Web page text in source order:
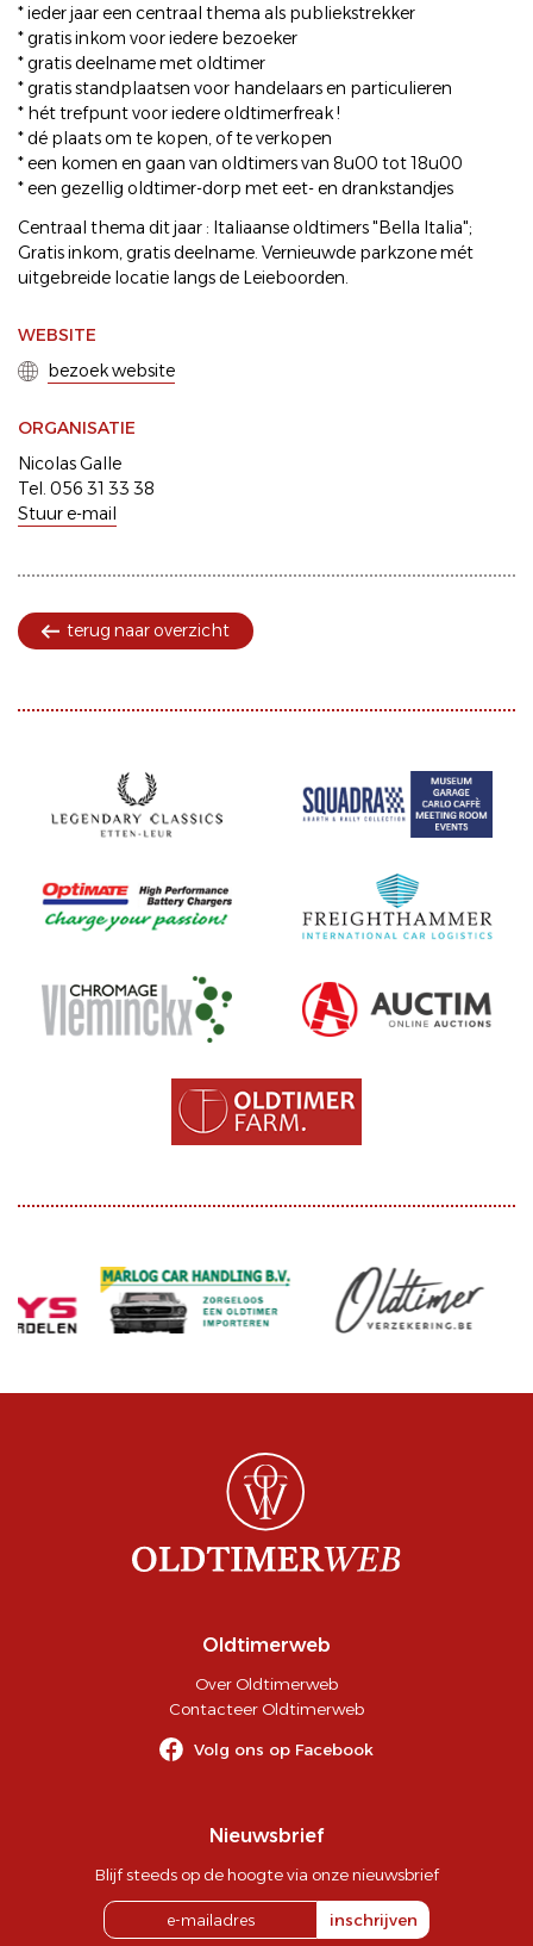
* ieder jaar een centraal thema als publiekstrekker
* gratis inkom voor iedere bezoeker
* gratis deelname met oldtimer
* gratis standplaatsen voor handelaars en particulieren
* hét trefpunt voor iedere oldtimerfreak !
* dé plaats om te kopen, of te verkopen
* een komen en gaan van oldtimers van 8u00 tot 18u00
* een gezellig oldtimer-dorp met eet- en drankstandjes
Centraal thema dit jaar : Italiaanse oldtimers "Bella Italia";
Gratis inkom, gratis deelname. Vernieuwde parkzone mét
uitgebreide locatie langs de Leieboorden.
WEBSITE
bezoek website
ORGANISATIE
Nicolas Galle
Tel. 056 31 33 38
Stuur e-mail
terug naar overzicht
Oldtimerweb
Over Oldtimerweb
Contacteer Oldtimerweb
Volg ons op Facebook
Nieuwsbrief
Blijf steeds op de hoogte via onze nieuwsbrief
inschrijven